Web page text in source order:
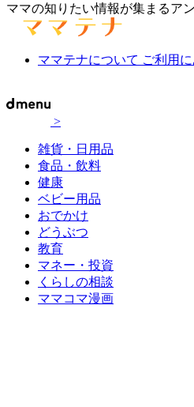
ママの知りたい情報が集まるア
ママテナについて ご利用
>
雑貨・日用品
食品・飲料
健康
ベビー用品
おでかけ
どうぶつ
教育
マネー・投資
くらしの相談
ママコマ漫画